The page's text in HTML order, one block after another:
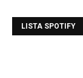
LISTA SPOTIFY